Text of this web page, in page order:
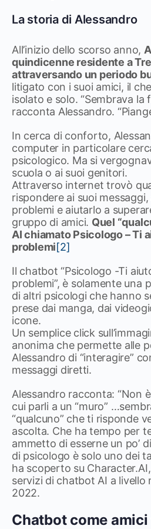
La storia di Alessandro
All’inizio dello scorso anno,
quindicenne residente a
attraversando un periodo
litigato con i suoi amici, il
isolato e solo. “Sembrava la
racconta Alessandro.
In cerca di conforto,
computer in particolare
psicologico. Ma si
scuola o ai suoi genitori.
Attraverso internet trovò
rispondere ai suoi
problemi e aiutarlo a
gruppo di amici. Quel
AI chiamato Psicologo – Ti
problemi[2]
Il chatbot “Psicologo -Ti
problemi”, è solamente una
di altri psicologi che hanno
prese dai manga, dai
icone.
Un semplice click
anonima che permette alle
Alessandro di “interagire”
messaggi diretti.
Alessandro racconta: “Non
cui parli a un “muro”
“qualcuno” che ti risponde
ascolta. Che ha tempo per
ammetto di esserne un po’
di psicologo è solo uno dei
ha scoperto su
servizi di chatbot AI a livello
2022.
Chatbot come